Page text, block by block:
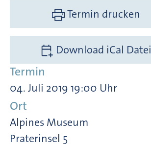
Termin drucken
Download iCal Datei
Termin
04. Juli 2019 19:00 Uhr
Ort
Alpines Museum
Praterinsel 5